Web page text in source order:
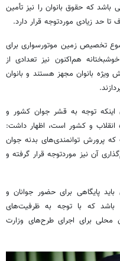
که حقوق بانوان را نیز تأمین
حد زیادی موردتوجه قرار دارد.
تخصیص زمین موتورسواری برای
هم‌اکنون نیز تعدادی از
ویژه بانوان مجهز هستند و بانوان
اینکه توجه به قشر جوان کشور و
انقلاب و کشور است، اظهار داشت:
پرورش توانمندی‌های بدنه جوان
آن نیز موردتوجه قرار گرفته و
پایگاهی برای حضور جوانان و
که با توجه به ظرفیت‌های
محلی برای اجرای طرح‌های وزارت